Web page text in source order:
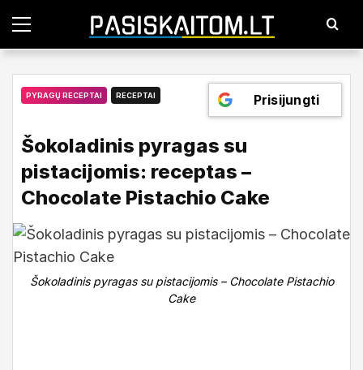
P
g
m
u
Prisijungti
PYRAGŲ RECEPTAI RECEPTAI
Šokoladinis pyragas su
pistacijomis: receptas –
Chocolate Pistachio Cake
2025-01-08
Šokoladinis pyragas su pistacijomis – Chocolate Pistachio
Cake